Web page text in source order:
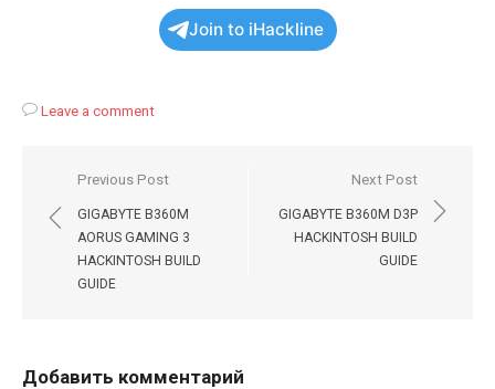
Join to iHackline
Leave a comment
Навигация
по
записям
Previous Post
GIGABYTE B360M
AORUS GAMING 3
HACKINTOSH BUILD
GUIDE
Next Post
GIGABYTE B360M D3P
HACKINTOSH BUILD
GUIDE
Добавить комментарий